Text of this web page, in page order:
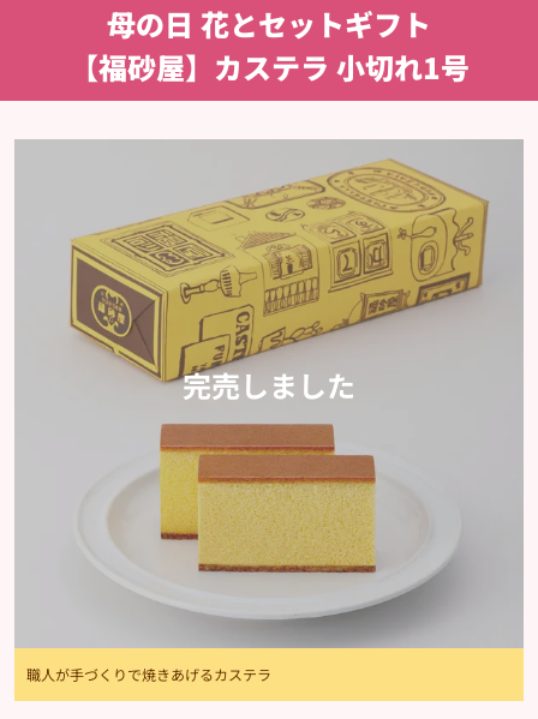
母の日 花とセットギフト
【福砂屋】カステラ 小切れ1号
職人が手づくりで焼きあげるカステラ
完売しました